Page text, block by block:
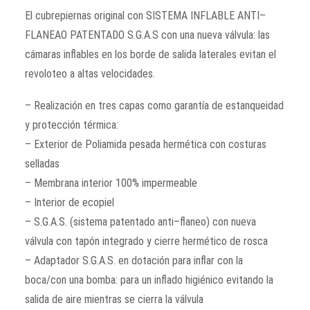
El cubrepiernas original con SISTEMA INFLABLE ANTI–
FLANEAO PATENTADO S.G.A.S con una nueva válvula: las
cámaras inflables en los borde de salida laterales evitan el
revoloteo a altas velocidades.
– Realización en tres capas como garantía de estanqueidad
y protección térmica:
– Exterior de Poliamida pesada hermética con costuras
selladas
– Membrana interior 100% impermeable
– Interior de ecopiel
– S.G.A.S. (sistema patentado anti–flaneo) con nueva
válvula con tapón integrado y cierre hermético de rosca
– Adaptador S.G.A.S. en dotación para inflar con la
boca/con una bomba: para un inflado higiénico evitando la
salida de aire mientras se cierra la válvula